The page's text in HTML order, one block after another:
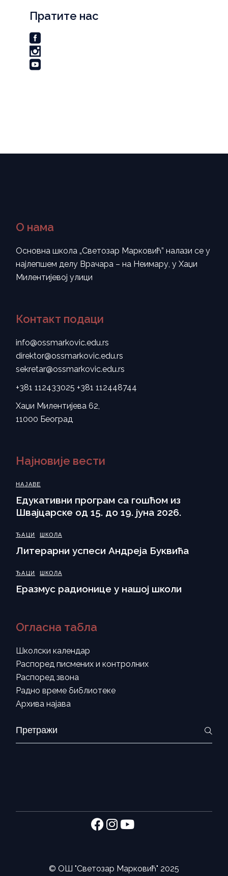
Пратите нас
О нама
Основна школа „Светозар Марковић” налази се у
најлепшем делу Врачара – на Неимару, у Хаџи
Милентијевој улици
Контакт подаци
info@ossmarkovic.edu.rs
direktor@ossmarkovic.edu.rs
sekretar@ossmarkovic.edu.rs
+381 112433025 +381 112448744
Хаџи Милентијева 62,
11000 Београд
Најновије вести
НАЈАВЕ
Eдукативни програм са гошћом из
Швајцарске од 15. до 19. јуна 2026.
ЂАЦИ ШКОЛА
Литерарни успеси Андреја Буквића
ЂАЦИ ШКОЛА
Еразмус радионице у нашој школи
Огласна табла
Школски календар
Распоред писмених и контролних
Распоред звона
Радно време библиотеке
Архива најава
Search
for:
© ОШ "Светозар Марковић" 2025